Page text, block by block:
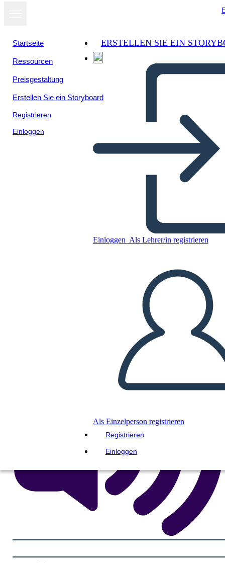
Startseite
Ressourcen
Preisgestaltung
Erstellen Sie ein Storyboard
Registrieren
Einloggen
ERSTELLEN SIE EIN
Einloggen Als Lehrer/in registrieren
Als Einzelperson registrieren
Registrieren
Einloggen
ארה"ב ציר ההתפשטות
הטריטוריאלית 1803-1959
Kopieren Sie dieses Storyboard
ERSTELLEN SIE EIN STORYBOARD
DIASHOW ABSPIELEN
LIES MIR VOR